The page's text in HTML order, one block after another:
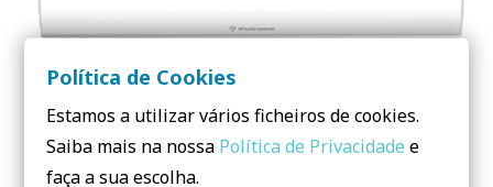
Política de Cookies
Estamos a utilizar vários ficheiros de cookies.
Saiba mais na nossa Política de Privacidade e
faça a sua escolha.